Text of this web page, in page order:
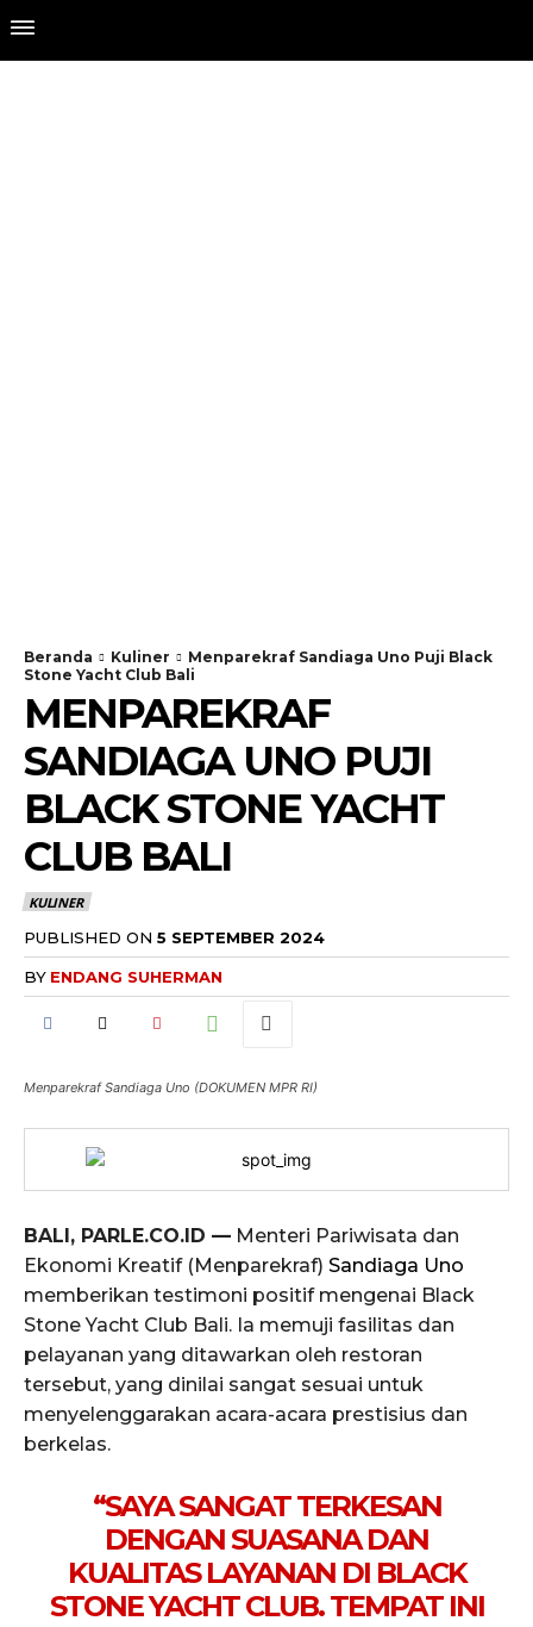
Beranda Kuliner
Menparekraf Sandiaga Uno Puji Black
Stone Yacht Club Bali
MENPAREKRAF
SANDIAGA UNO PUJI
BLACK STONE YACHT
CLUB BALI
KULINER
PUBLISHED ON 5 SEPTEMBER 2024
BY ENDANG SUHERMAN
Menparekraf Sandiaga Uno (DOKUMEN MPR RI)
BALI, PARLE.CO.ID — Menteri Pariwisata dan
Ekonomi Kreatif (Menparekraf) Sandiaga Uno
memberikan testimoni positif mengenai Black
Stone Yacht Club Bali. Ia memuji fasilitas dan
pelayanan yang ditawarkan oleh restoran
tersebut, yang dinilai sangat sesuai untuk
menyelenggarakan acara-acara prestisius dan
berkelas.
“SAYA SANGAT TERKESAN
DENGAN SUASANA DAN
KUALITAS LAYANAN DI BLACK
STONE YACHT CLUB. TEMPAT INI